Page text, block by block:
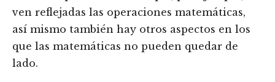
ven reflejadas las operaciones matemáticas,
así mismo también hay otros aspectos en los
que las matemáticas no pueden quedar de
lado.